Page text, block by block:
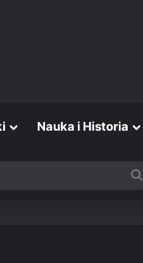
Nauka i Historia